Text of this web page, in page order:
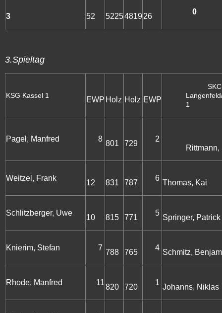
3 52 5225481926
0
3.Spieltag
KSG Kassel 1 EWP Holz Holz EWP
SKC
1
Pagel, Manfred 8
801 729
2
Rittmann,
Weitzel, Frank
12 831 787
6
Thomas, Kai
Schlitzberger, Uwe
10 815 771
5
Springer, Patrick
Knierim, Stefan 7
788 765
4
Schmitz,
Rhode, Manfred 11
820 720
1
Johanns, Niklas